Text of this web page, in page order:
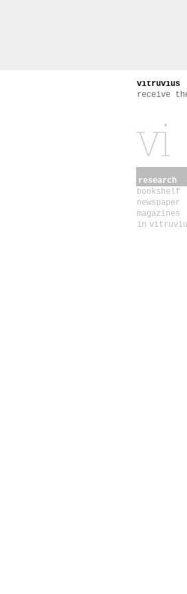
vitruvius
receive
research
bookshelf
newspaper
magazines
in